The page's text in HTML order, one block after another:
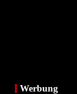
Werbung